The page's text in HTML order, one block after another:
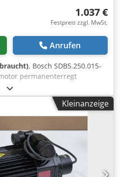
1.037 €
Festpreis zzgl. MwSt.
Anrufen
, Bosch SDB5.250.015-
permanenterregt
Gebrauchsspuren,
gem. Fotos,ACHTUNG:
Versand bitte separat
enquire for charges for
Csdpfx Apsi D E U Ajdsrf
Kleinanzeige